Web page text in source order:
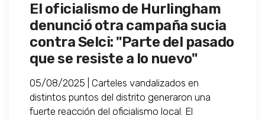
El oficialismo de Hurlingham
denunció otra campaña sucia
contra Selci: "Parte del pasado
que se resiste a lo nuevo"
05/08/2025 | Carteles vandalizados en
distintos puntos del distrito generaron una
fuerte reacción del oficialismo local. El